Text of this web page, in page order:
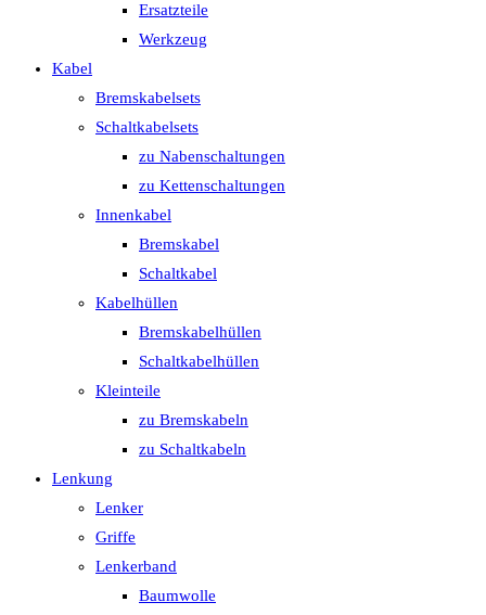
Ersatzteile
Werkzeug
Kabel
Bremskabelsets
Schaltkabelsets
zu Nabenschaltungen
zu Kettenschaltungen
Innenkabel
Bremskabel
Schaltkabel
Kabelhüllen
Bremskabelhüllen
Schaltkabelhüllen
Kleinteile
zu Bremskabeln
zu Schaltkabeln
Lenkung
Lenker
Griffe
Lenkerband
Baumwolle